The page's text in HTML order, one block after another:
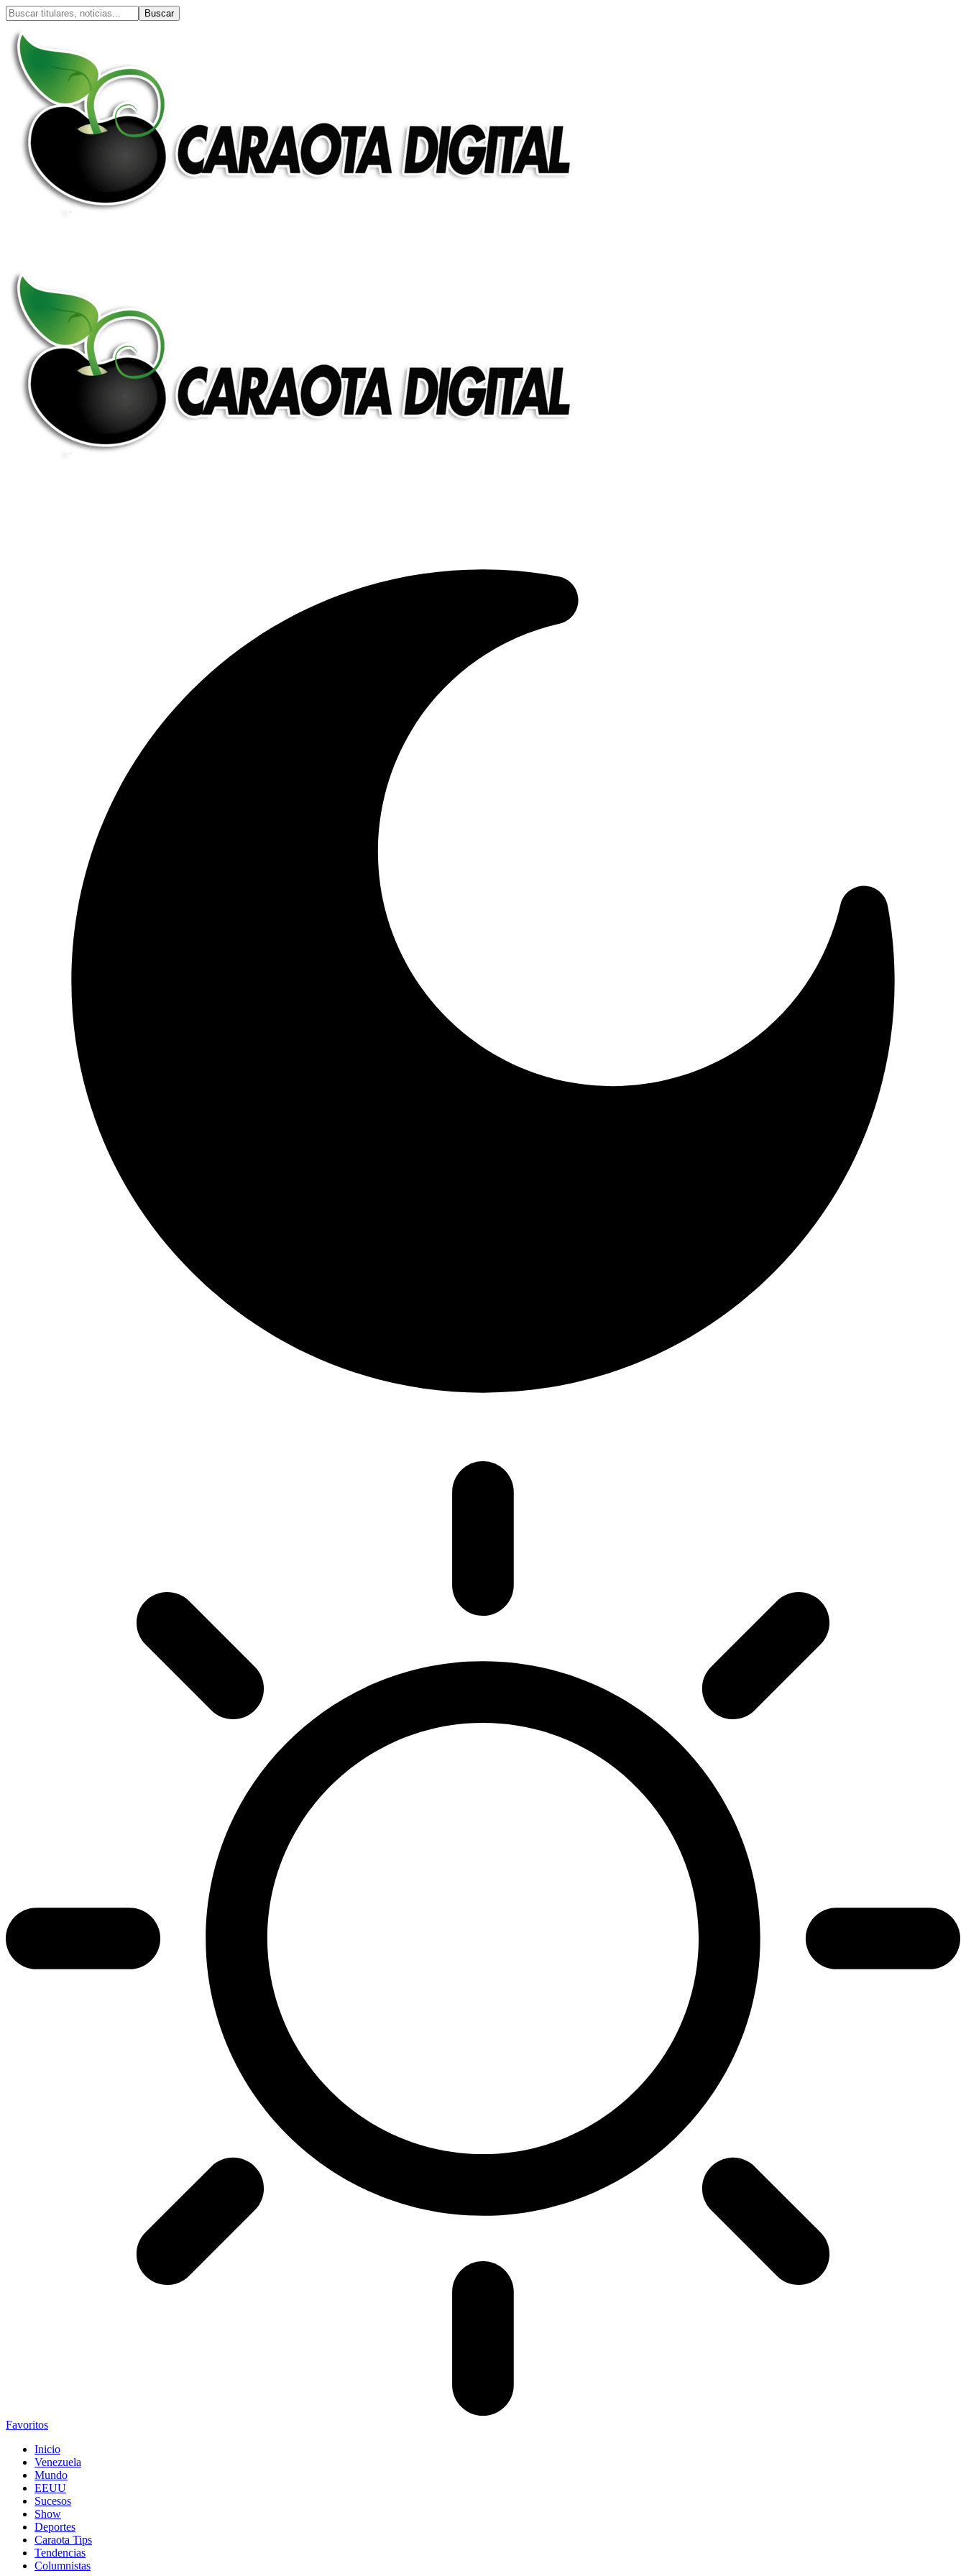
Favoritos
Inicio
Venezuela
Mundo
EEUU
Sucesos
Show
Deportes
Caraota Tips
Tendencias
Columnistas